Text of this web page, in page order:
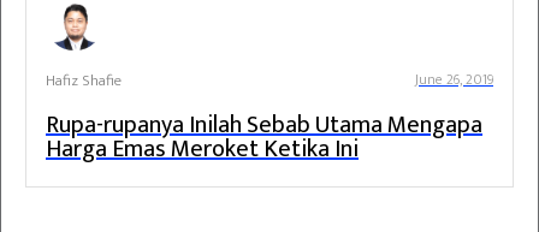
Hafiz Shafie June 26, 2019
Rupa-rupanya Inilah Sebab Utama Mengapa
Harga Emas Meroket Ketika Ini